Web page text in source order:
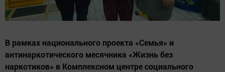
В рамках национального проекта «Семья» и
антинаркотического месячника «Жизнь без
наркотиков» в Комплексном центре социального